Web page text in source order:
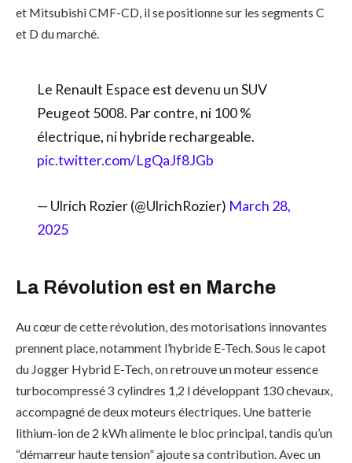
et Mitsubishi CMF-CD, il se positionne sur les segments C
et D du marché.
Le Renault Espace est devenu un SUV
Peugeot 5008. Par contre, ni 100 %
électrique, ni hybride rechargeable.
pic.twitter.com/LgQaJf8JGb
— Ulrich Rozier (@UlrichRozier) March 28,
2025
La Révolution est en Marche
Au cœur de cette révolution, des motorisations innovantes
prennent place, notamment l’hybride E-Tech. Sous le capot
du Jogger Hybrid E-Tech, on retrouve un moteur essence
turbocompressé 3 cylindres 1,2 l développant 130 chevaux,
accompagné de deux moteurs électriques. Une batterie
lithium-ion de 2 kWh alimente le bloc principal, tandis qu’un
“démarreur haute tension” ajoute sa contribution. Avec un